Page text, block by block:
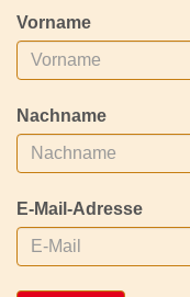
Vorname
Nachname
E-Mail-Adresse